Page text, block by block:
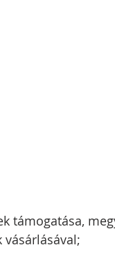
támogatása,